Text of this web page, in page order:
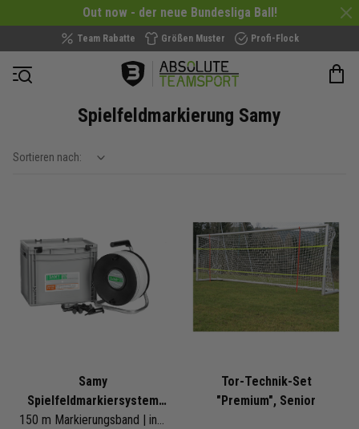
Out now - der neue Bundesliga Ball!
Team Rabatte Größen Muster Profi-Flock
Navigation öffnen
Spielfeldmarkierung Samy
Sortieren nach: show filteroptions
Samy
Spielfeldmarkiersystem
Senior
Tor-Technik-Set
"Premium", Senior